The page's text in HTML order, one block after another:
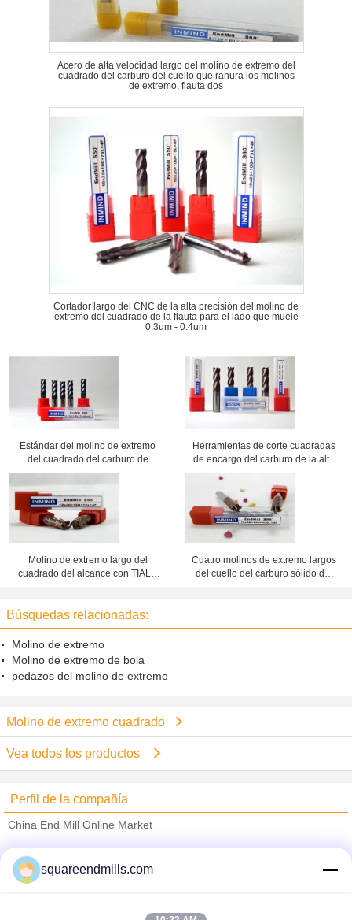
Acero de alta velocidad largo del molino de extremo del
cuadrado del carburo del cuello que ranura los molinos
de extremo, flauta dos
Cortador largo del CNC de la alta precisión del molino de
extremo del cuadrado de la flauta para el lado que muele
0.3um - 0.4um
Estándar del molino de extremo
del cuadrado del carburo de
tungsteno con el ángulo de hélice
45° para el corte de alta velocidad
Herramientas de corte cuadradas
de encargo del carburo de la alta
precisión del CNC del molino de
extremo de la alta alimentación
HRC60
Molino de extremo largo del
cuadrado del alcance con TIALN
Cuatro molinos de extremo largos
del cuello del carburo sólido del
Búsquedas relacionadas:
Molino de extremo
Molino de extremo de bola
pedazos del molino de extremo
Molino de extremo cuadrado
Vea todos los productos
Perfil de la compañía
China End Mill Online Market
proveedores calificados
Trust Seal
Verified Suplier
squareendmills.com